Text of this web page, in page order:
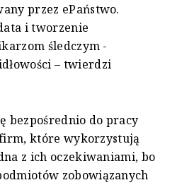
przez ePaństwo.
i tworzenie
śledczym -
– twierdzi
bezpośrednio do pracy
które wykorzystują
z ich oczekiwaniami, bo
zobowiązanych